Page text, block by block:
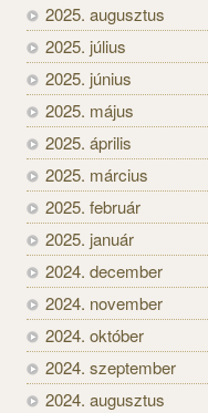
2025. augusztus
2025. július
2025. június
2025. május
2025. április
2025. március
2025. február
2025. január
2024. december
2024. november
2024. október
2024. szeptember
2024. augusztus